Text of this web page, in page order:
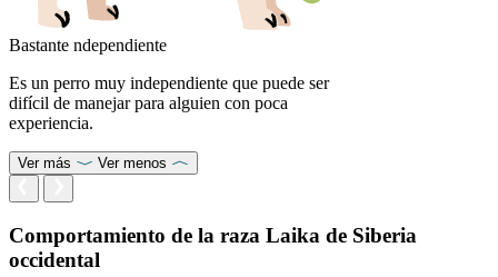
Bastante ndependiente
Es un perro muy independiente que puede ser
difícil de manejar para alguien con poca
experiencia.
Ver más Ver menos
Comportamiento de la raza Laika de Siberia
occidental